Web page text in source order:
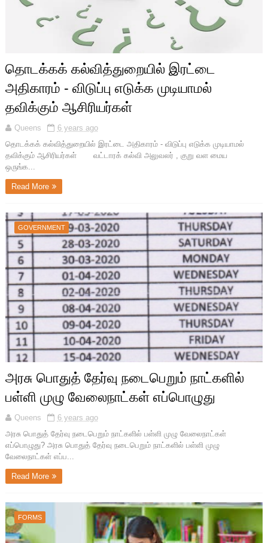
தொடக்கக் கல்வித்துறையில் இரட்டை
அதிகாரம் - விடுப்பு எடுக்க முடியாமல்
தவிக்கும் ஆசிரியர்கள்
Queens
6 years ago
தொடக்கக் கல்வித்துறையில் இரட்டை அதிகாரம் - விடுப்பு எடுக்க முடியாமல்
தவிக்கும் ஆசிரியர்கள் வட்டாரக் கல்வி அலுவலர் , குறு வள மைய
ஒருங்க...
Read More
GOVERNMENT
அரசு பொதுத் தேர்வு நடைபெறும் நாட்களில்
பள்ளி முழு வேலைநாட்கள் எப்பொழுது
Queens
6 years ago
அரசு பொதுத் தேர்வு நடைபெறும் நாட்களில் பள்ளி முழு வேலைநாட்கள்
எப்பொழுது? அரசு பொதுத் தேர்வு நடைபெறும் நாட்களில் பள்ளி முழு
வேலைநாட்கள் எப்ப...
Read More
FORMS